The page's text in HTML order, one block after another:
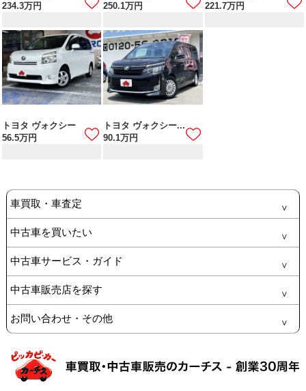
234.3万円
250.1万円
221.7万円
トヨタ ヴォクシー
56.5万円
トヨタ ヴォクシー...
90.1万円
車買取・車査定
中古車を買いたい
中古車サービス・ガイド
中古車販売店を探す
お問い合わせ・その他